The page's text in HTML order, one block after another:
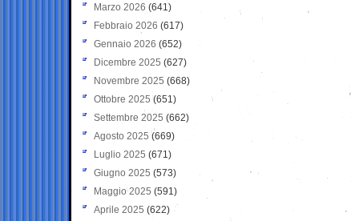
Marzo 2026 (641)
Febbraio 2026 (617)
Gennaio 2026 (652)
Dicembre 2025 (627)
Novembre 2025 (668)
Ottobre 2025 (651)
Settembre 2025 (662)
Agosto 2025 (669)
Luglio 2025 (671)
Giugno 2025 (573)
Maggio 2025 (591)
Aprile 2025 (622)